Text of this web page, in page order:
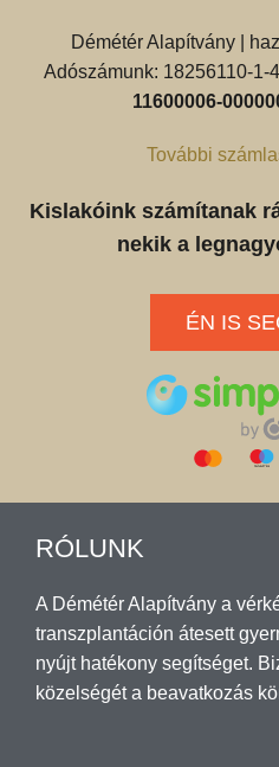
Démétér Alapítvány |
Adószámunk: 18256110-1-
11600006-
További
Kislakóink számítanak
nekik a
ÉN IS
RÓLUNK
A Démétér Alapítvány a
transzplantáción átesett
nyújt hatékony segítséget.
közelségét a beavatkozás